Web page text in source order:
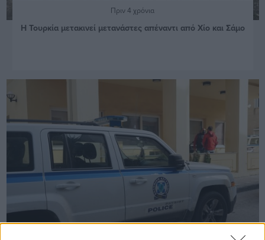
Πριν 4 χρόνια
Η Τουρκία μετακινεί μετανάστες απέναντι από Χίο και Σάμο